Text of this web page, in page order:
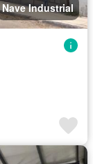
Nave Industrial